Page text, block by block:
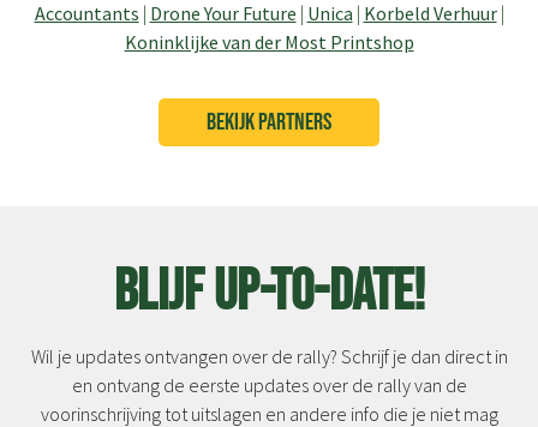
Accountants | Drone Your Future | Unica | Korbeld Verhuur|
Koninklijke van der Most Printshop
BEKIJK PARTNERS
Blijf up-to-date!
Wil je updates ontvangen over de rally? Schrijf je dan direct in
en ontvang de eerste updates over de rally van de
voorinschrijving tot uitslagen en andere info die je niet mag